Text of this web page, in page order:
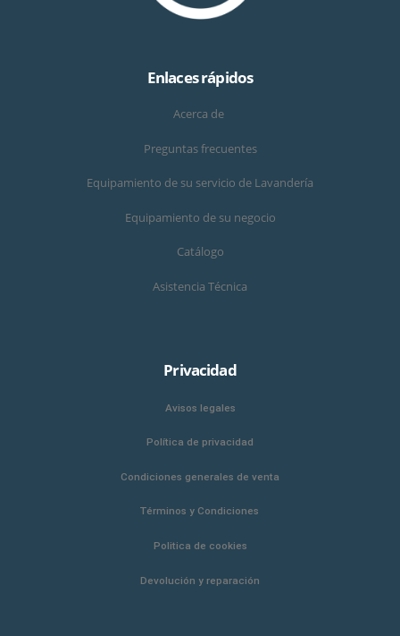
Enlaces rápidos
Acerca de
Preguntas frecuentes
Equipamiento de su servicio de Lavandería
Equipamiento de su negocio
Catálogo
Asistencia Técnica
Privacidad
Avisos legales
Política de privacidad
Condiciones generales de venta
Términos y Condiciones
Politica de cookies
Devolución y reparación